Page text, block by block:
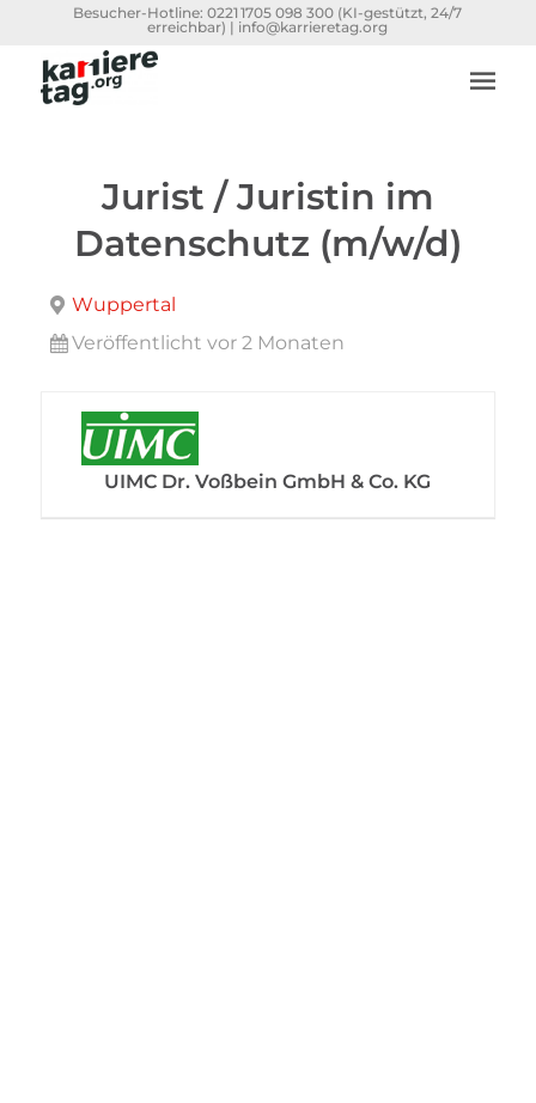
Besucher-Hotline:0221 1705 098 300 (KI-gestützt, 24/7
erreichbar) | info@karrieretag.org
Jurist / Juristin im
Datenschutz (m/w/d)
Wuppertal
Veröffentlicht vor 2 Monaten
UIMC Dr. Voßbein GmbH & Co. KG